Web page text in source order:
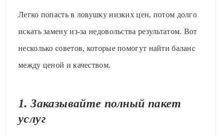
Легко попасть в ловушку низких цен, потом долго
искать замену из-за недовольства результатом. Вот
несколько советов, которые помогут найти баланс
между ценой и качеством.
1. Заказывайте полный пакет
услуг